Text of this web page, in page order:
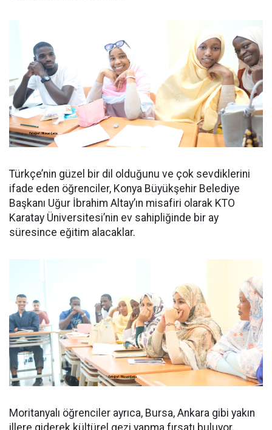
Türkçe’nin güzel bir dil olduğunu ve çok sevdiklerini
ifade eden öğrenciler, Konya Büyükşehir Belediye
Başkanı Uğur İbrahim Altay’ın misafiri olarak KTO
Karatay Üniversitesi’nin ev sahipliğinde bir ay
süresince eğitim alacaklar.
Moritanyalı öğrenciler ayrıca, Bursa, Ankara gibi yakın
illere giderek kültürel gezi yapma fırsatı buluyor.